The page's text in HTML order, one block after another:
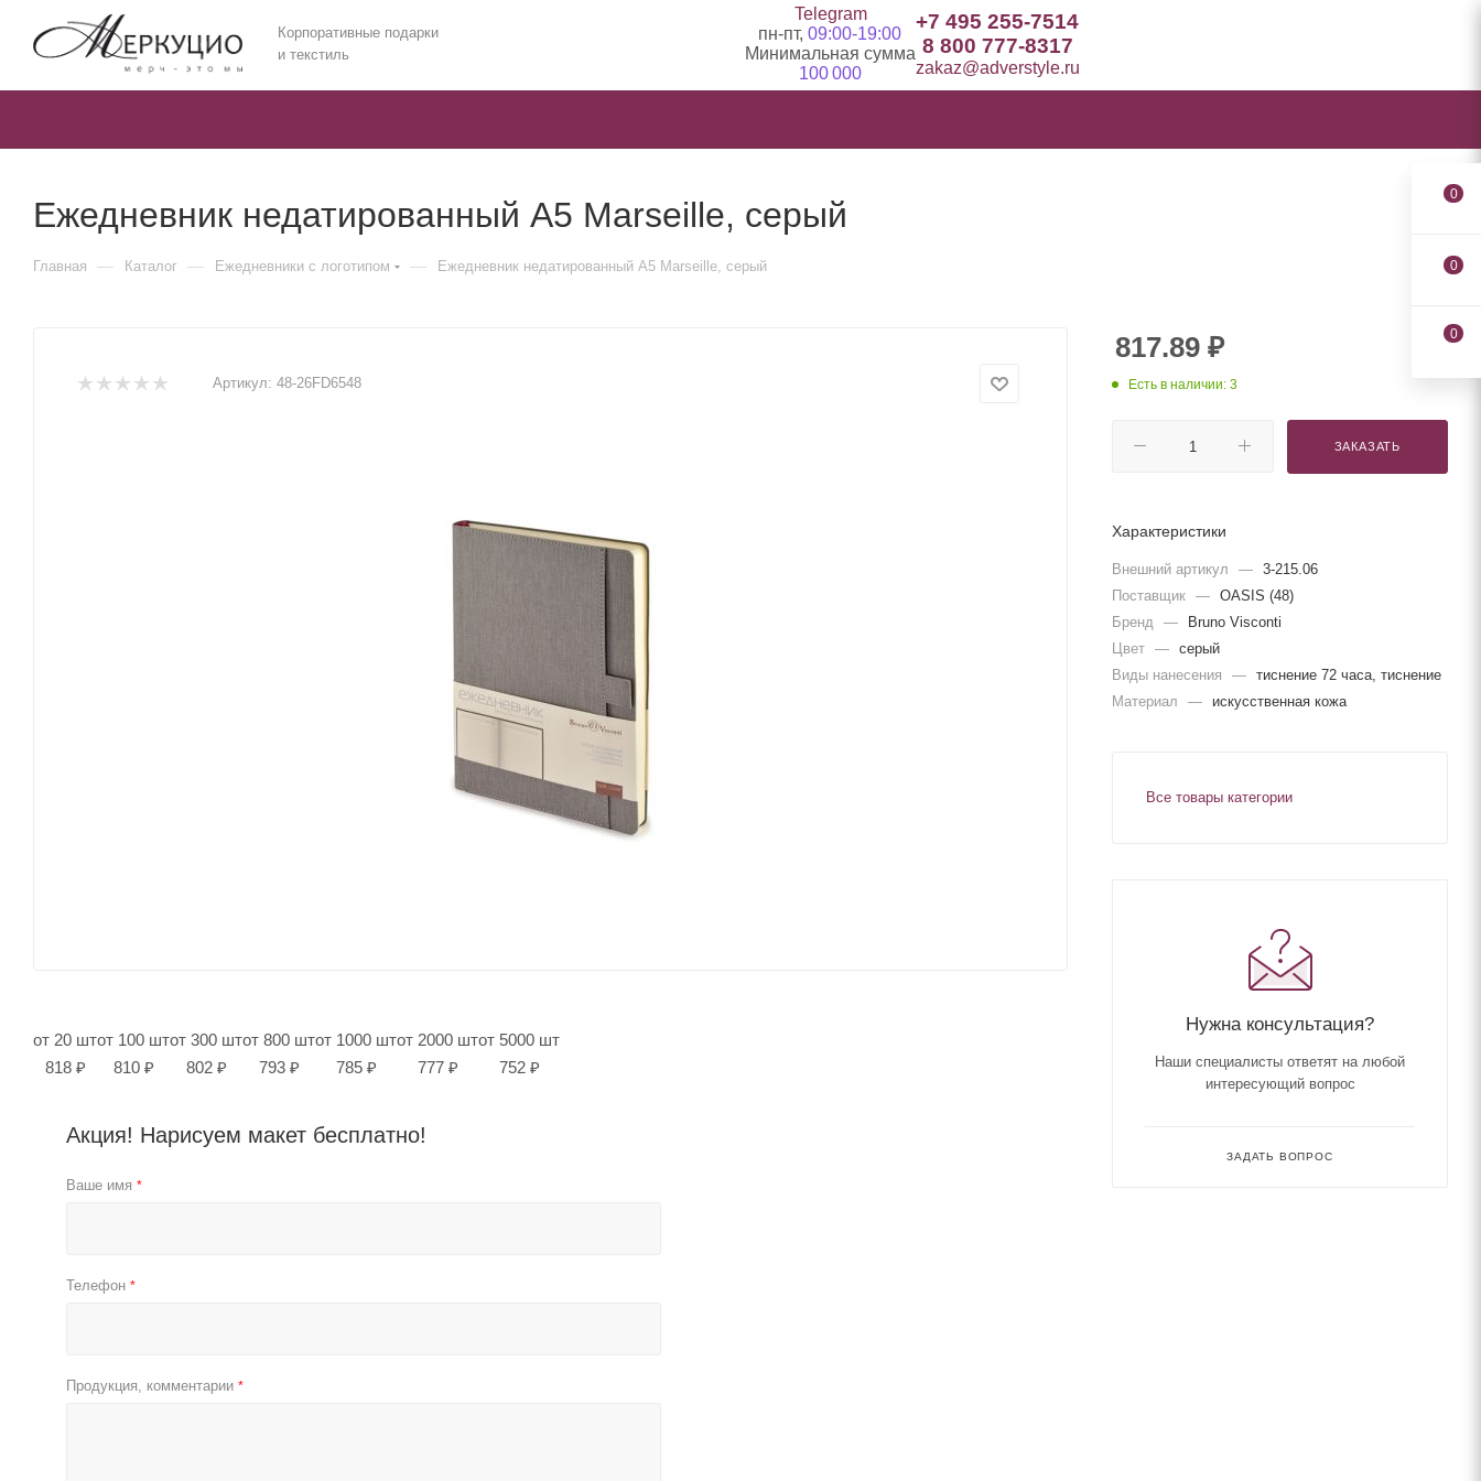
Корпоративные подарки
и текстиль
Telegram
пн-пт, 09:00-19:00
Минимальная сумма
100 000
+7 495 255-7514
8 800 777-8317
zakaz@adverstyle.ru
Ежедневник недатированный А5 Marseille, серый
Главная — Каталог — Ежедневники c логотипом — Ежедневник недатированный А5 Marseille, серый
Артикул: 48-26FD6548
от 20 шт
818 ₽
от 100 шт
810 ₽
от 300 шт
802 ₽
от 800 шт
793 ₽
от 1000 шт
785 ₽
от 2000 шт
777 ₽
от 5000 шт
752 ₽
Акция! Нарисуем макет бесплатно!
Ваше имя *
Телефон *
Продукция, комментарии *
817.89 ₽
Есть в наличии: 3
ЗАКАЗАТЬ
Характеристики
Внешний артикул — 3-215.06
Поставщик — OASIS (48)
Бренд
—
Bruno Visconti
Цвет — серый
Виды нанесения
— тиснение 72 часа, тиснение
Материал
— искусственная кожа
Все товары категории
Нужна консультация?
Наши специалисты ответят на любой
интересующий вопрос
ЗАДАТЬ ВОПРОС
0
0
0